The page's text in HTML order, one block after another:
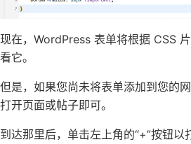
现在，WordPress 表单将根据 CSS
看它。
但是，如果您尚未将表单添加到您的
打开页面或帖子即可。
到达那里后，单击左上角的“+”按钮以